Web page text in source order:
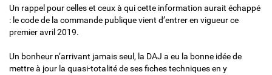
Un rappel pour celles et ceux à qui cette information aurait échappé
: le code de la commande publique vient d’entrer en vigueur ce
premier avril 2019.
Un bonheur n’arrivant jamais seul, la DAJ a eu la bonne idée de
mettre à jour la quasi-totalité de ses fiches techniques en y